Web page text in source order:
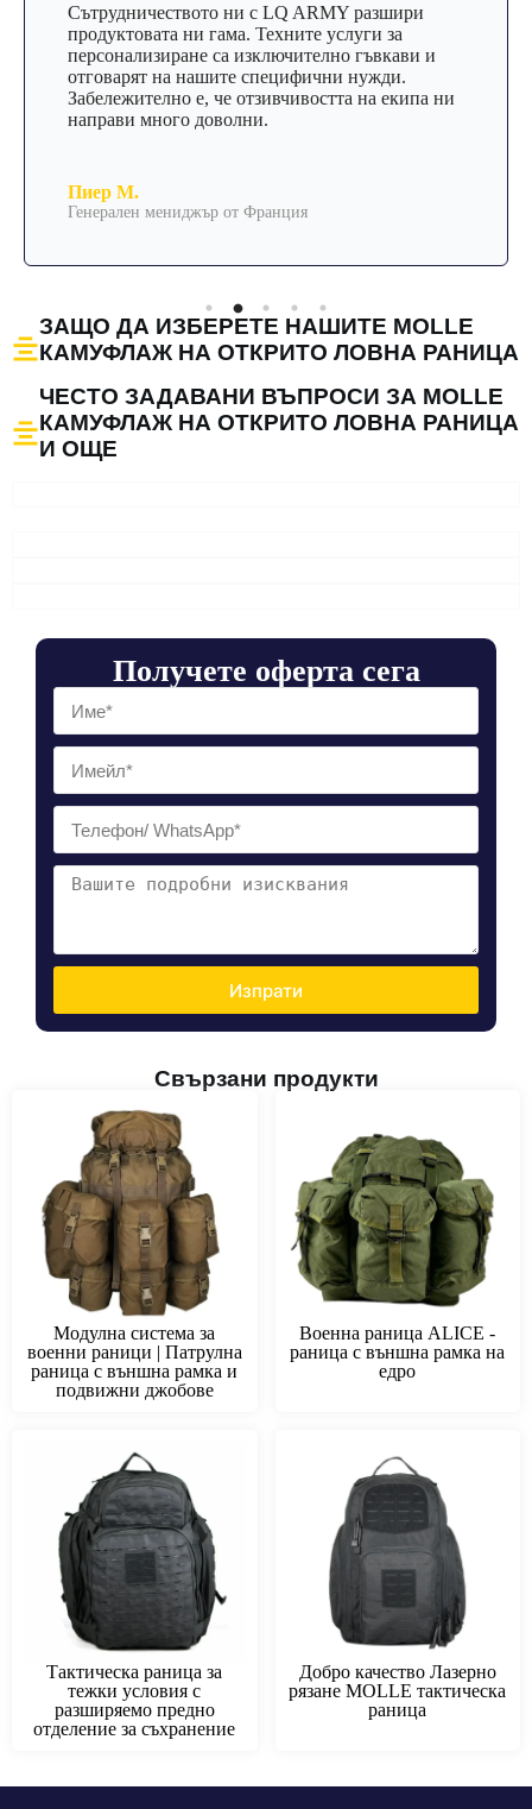
Получете оферта сега
Изпрати
Сътрудничеството ни с LQ ARMY разшири
продуктовата ни гама. Техните услуги за
персонализиране са изключително гъвкави и
отговарят на нашите специфични нужди.
Забележително е, че отзивчивостта на екипа ни
направи много доволни.
Пиер М.
Генерален мениджър от Франция
ЗАЩО ДА ИЗБЕРЕТЕ НАШИТЕ MOLLE
КАМУФЛАЖ НА ОТКРИТО ЛОВНА РАНИЦА
ЧЕСТО ЗАДАВАНИ ВЪПРОСИ ЗА MOLLE
КАМУФЛАЖ НА ОТКРИТО ЛОВНА РАНИЦА
И ОЩЕ
Свързани продукти
Модулна система за
военни раници | Патрулна
раница с външна рамка и
подвижни джобове
Военна раница ALICE -
раница с външна рамка на
едро
Тактическа раница за
тежки условия с
разширяемо предно
отделение за съхранение
Добро качество Лазерно
рязане MOLLE тактическа
раница